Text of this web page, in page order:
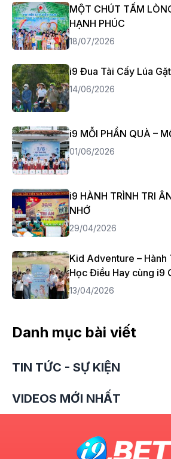
MỘT CHÚT TẤM
HẠNH PHÚC
18/07/2026
i9 Đua Tài Cấy Lúa
14/06/2026
i9 MỖI PHẦN QUÀ –
01/06/2026
i9 HÀNH TRÌNH TRI
NHỚ
29/04/2026
Kid Adventure – Hành
Học Điều Hay cùng i9
13/04/2026
Danh mục bài viết
TIN TỨC - SỰ KIỆN
VIDEOS MỚI NHẤT